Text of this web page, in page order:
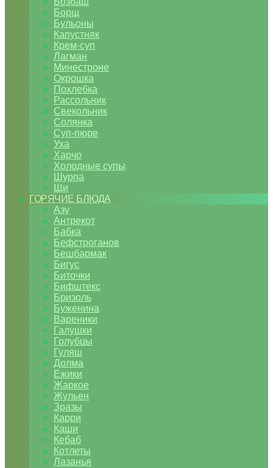
Борщ
Бульоны
Капустняк
Крем-суп
Лагман
Минестроне
Окрошка
Похлебка
Рассольник
Свекольник
Солянка
Суп-пюре
Уха
Харчо
Холодные супы
Шурпа
Щи
ГОРЯЧИЕ БЛЮДА
Азу
Антрекот
Бабка
Бефстроганов
Бешбармак
Бигус
Биточки
Бифштекс
Бризоль
Буженина
Вареники
Галушки
Голубцы
Гуляш
Долма
Ежики
Жаркое
Жульен
Зразы
Карри
Каши
Кебаб
Котлеты
Лазанья